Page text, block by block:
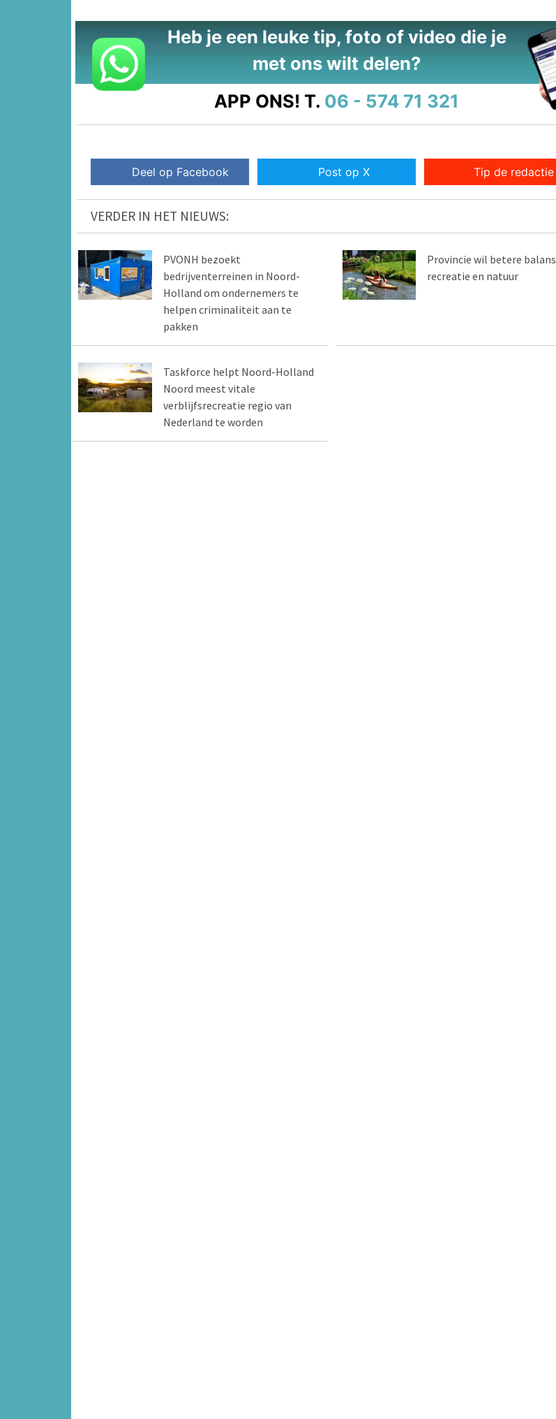
Heb je een leuke tip, foto of video die je
met ons wilt delen?
APP ONS! T. 06 - 574 71 321
Deel op Facebook Post op X Tip de redactie
VERDER IN HET NIEUWS:
PVONH bezoekt
bedrijventerreinen in Noord-
Holland om ondernemers te
helpen criminaliteit aan te
pakken
Provincie wil betere balans
recreatie en natuur
Taskforce helpt Noord-Holland
Noord meest vitale
verblijfsrecreatie regio van
Nederland te worden